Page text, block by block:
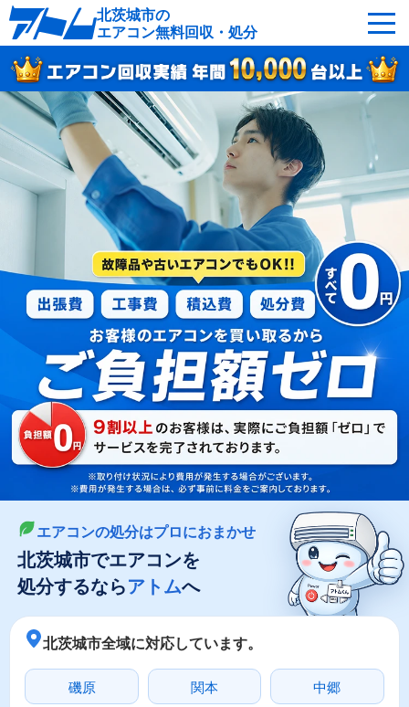
北茨城市の
エアコン無料回収・処分
サービスの特徴 回収可能なエアコン
対応エリア 回収の流れ
よくあるご質問 運営会社
北茨城市へ無料出張
最短即日 お急ぎの方はこちら
050-5482-9461
受付：24時間年中無休（通話料無料）
LINEやメールでカンタン依頼
メールで回収依頼 LINEで回収依頼
エアコンの処分はプロにおまかせ
北茨城市でエアコンを
処分するならアトムへ
北茨城市全域に対応しています。
磯原 関本 中郷